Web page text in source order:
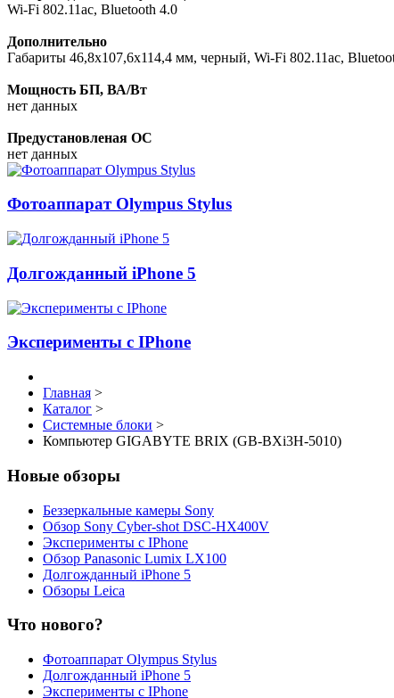
Wi-Fi 802.11ac, Bluetooth 4.0
Дополнительно
Габариты 46,8x107,6x114,4 мм, черный, Wi-Fi 802.11ac,
Мощность БП, ВА/Вт
нет данных
Предустановленая ОС
нет данных
Фотоаппарат Olympus Stylus
Долгожданный iPhone 5
Эксперименты с IPhone
Главная >
Каталог >
Системные блоки >
Компьютер GIGABYTE BRIX (GB-BXi3H-5010)
Новые обзоры
Беззеркальные камеры Sony
Обзор Sony Cyber-shot DSC-HX400V
Эксперименты с IPhone
Обзор Panasonic Lumix LX100
Долгожданный iPhone 5
Обзоры Leica
Что нового?
Фотоаппарат Olympus Stylus
Долгожданный iPhone 5
Эксперименты с IPhone